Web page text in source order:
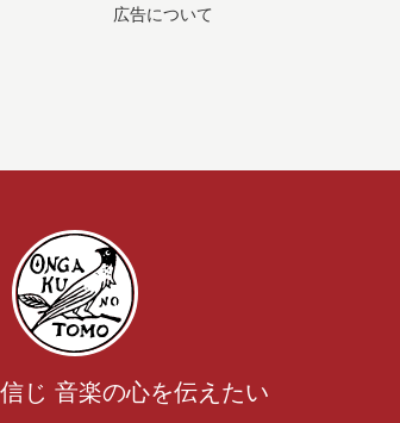
広告について
じ 音楽の心を伝えたい